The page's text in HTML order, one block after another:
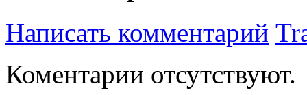
Написать комментарий
Коментарии отсутствуют.